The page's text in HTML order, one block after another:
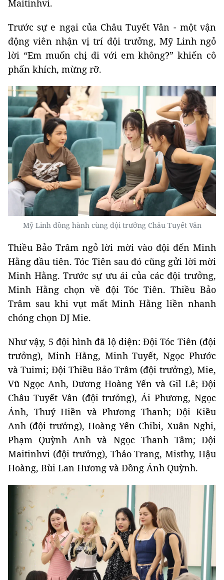
Maitinhvi.
Trước sự e ngại của Châu Tuyết Vân - một vận
động viên nhận vị trí đội trưởng, Mỹ Linh ngỏ
lời “Em muốn chị đi với em không?” khiến cô
phấn khích, mừng rỡ.
Mỹ Linh đồng hành cùng đội trưởng Châu Tuyết Vân
Thiều Bảo Trâm ngỏ lời mời vào đội đến Minh
Hằng đầu tiên. Tóc Tiên sau đó cũng gửi lời mời
Minh Hằng. Trước sự ưu ái của các đội trưởng,
Minh Hằng chọn về đội Tóc Tiên. Thiều Bảo
Trâm sau khi vụt mất Minh Hằng liền nhanh
chóng chọn DJ Mie.
Như vậy, 5 đội hình đã lộ diện: Đội Tóc Tiên (đội
trưởng), Minh Hằng, Minh Tuyết, Ngọc Phước
và Tuimi; Đội Thiều Bảo Trâm (đội trưởng), Mie,
Vũ Ngọc Anh, Dương Hoàng Yến và Gil Lê; Đội
Châu Tuyết Vân (đội trưởng), Ái Phương, Ngọc
Ánh, Thuý Hiền và Phương Thanh; Đội Kiều
Anh (đội trưởng), Hoàng Yến Chibi, Xuân Nghi,
Phạm Quỳnh Anh và Ngọc Thanh Tâm; Đội
Maitinhvi (đội trưởng), Thảo Trang, Misthy, Hậu
Hoàng, Bùi Lan Hương và Đồng Ánh Quỳnh.